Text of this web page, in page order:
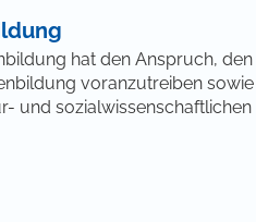
hat den Anspruch, den
voranzutreiben sowie
und sozialwissenschaftlichen